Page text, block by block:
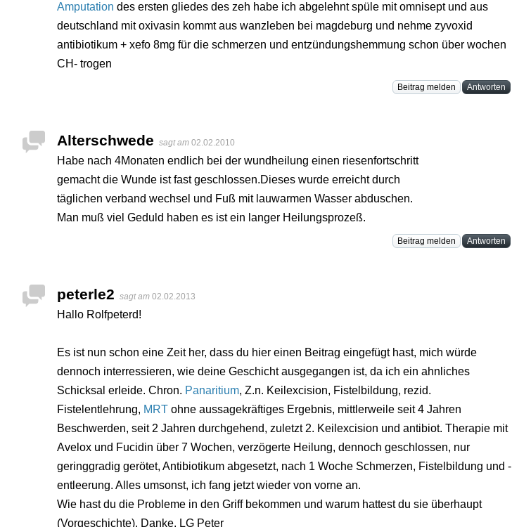
Amputation des ersten gliedes des zeh habe ich abgelehnt spüle mit omnisept und aus
deutschland mit oxivasin kommt aus wanzleben bei magdeburg und nehme zyvoxid
antibiotikum + xefo 8mg für die schmerzen und entzündungshemmung schon über wochen
CH- trogen
Beitrag melden Antworten
Alterschwede sagt am 02.02.2010
Habe nach 4Monaten endlich bei der wundheilung einen riesenfortschritt
gemacht die Wunde ist fast geschlossen.Dieses wurde erreicht durch
täglichen verband wechsel und Fuß mit lauwarmen Wasser abduschen.
Man muß viel Geduld haben es ist ein langer Heilungsprozeß.
Beitrag melden Antworten
peterle2 sagt am 02.02.2013
Hallo Rolfpeterd!
Es ist nun schon eine Zeit her, dass du hier einen Beitrag eingefügt hast, mich würde
dennoch interressieren, wie deine Geschicht ausgegangen ist, da ich ein ahnliches
Schicksal erleide. Chron. Panaritium, Z.n. Keilexcision, Fistelbildung, rezid.
Fistelentlehrung, MRT ohne aussagekräftiges Ergebnis, mittlerweile seit 4 Jahren
Beschwerden, seit 2 Jahren durchgehend, zuletzt 2. Keilexcision und antibiot. Therapie mit
Avelox und Fucidin über 7 Wochen, verzögerte Heilung, dennoch geschlossen, nur
geringgradig gerötet, Antibiotikum abgesetzt, nach 1 Woche Schmerzen, Fistelbildung und -
entleerung. Alles umsonst, ich fang jetzt wieder von vorne an.
Wie hast du die Probleme in den Griff bekommen und warum hattest du sie überhaupt
(Vorgeschichte). Danke. LG Peter